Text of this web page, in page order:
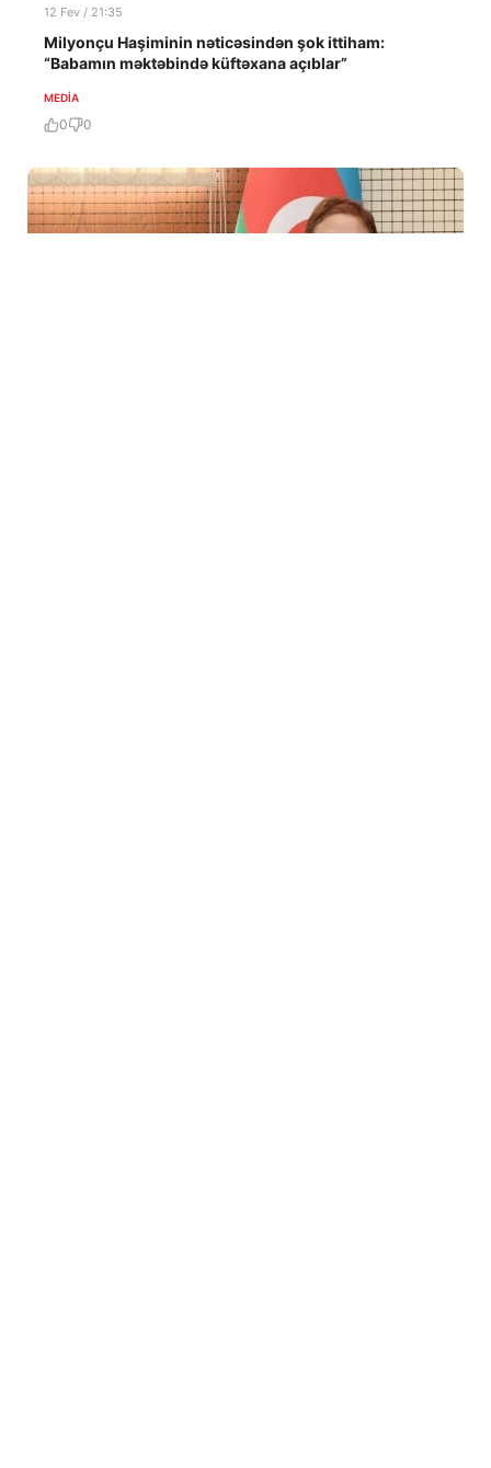
12 Fev / 21:35
Milyonçu Haşiminin nəticəsindən şok ittiham:
“Babamın məktəbində küftəxana açıblar”
MEDİA
0 0